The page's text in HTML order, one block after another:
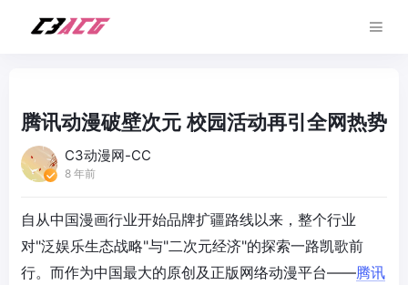
腾讯动漫破壁次元 校园活动再引全网热势
C3动漫网-CC
8 年前
自从中国漫画行业开始品牌扩疆路线以来，整个行业
对"泛娱乐生态战略"与"二次元经济"的探索一路凯歌前
行。而作为中国最大的原创及正版网络动漫平台——腾讯